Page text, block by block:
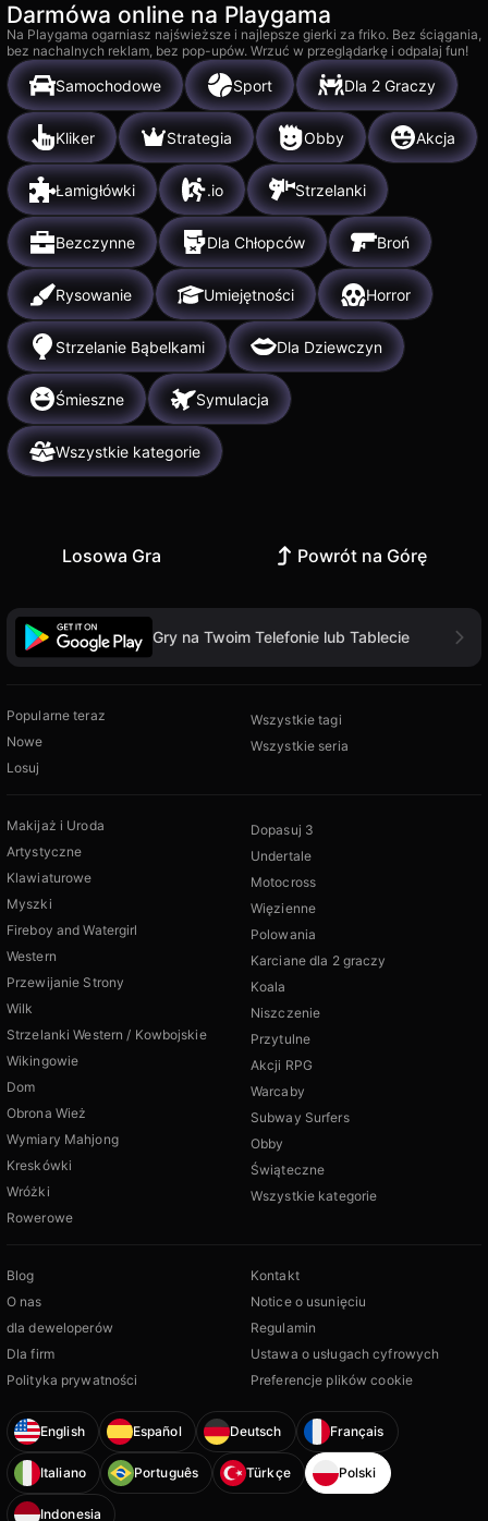
Darmówa online na Playgama
Na Playgama ogarniasz najświeższe i najlepsze gierki za friko. Bez ściągania,
bez nachalnych reklam, bez pop-upów. Wrzuć w przeglądarkę i odpalaj fun!
Samochodowe Sport Dla 2 Graczy
Kliker Strategia Obby Akcja
Łamigłówki .io Strzelanki
Bezczynne Dla Chłopców Broń
Rysowanie Umiejętności Horror
Strzelanie Bąbelkami Dla Dziewczyn
Śmieszne Symulacja
Wszystkie kategorie
Losowa Gra Powrót na Górę
Gry na Twoim Telefonie lub Tablecie
Popularne teraz
Nowe
Losuj
Wszystkie tagi
Wszystkie seria
Makijaż i Uroda
Artystyczne
Klawiaturowe
Myszki
Fireboy and Watergirl
Western
Przewijanie Strony
Wilk
Strzelanki Western / Kowbojskie
Wikingowie
Dom
Obrona Wież
Wymiary Mahjong
Kreskówki
Wróżki
Rowerowe
Dopasuj 3
Undertale
Motocross
Więzienne
Polowania
Karciane dla 2 graczy
Koala
Niszczenie
Przytulne
Akcji RPG
Warcaby
Subway Surfers
Obby
Świąteczne
Wszystkie kategorie
Blog
O nas
dla deweloperów
Dla firm
Polityka prywatności
Kontakt
Notice o usunięciu
Regulamin
Ustawa o usługach cyfrowych
Preferencje plików cookie
English Español Deutsch Français
Italiano Português Türkçe Polski
Indonesia